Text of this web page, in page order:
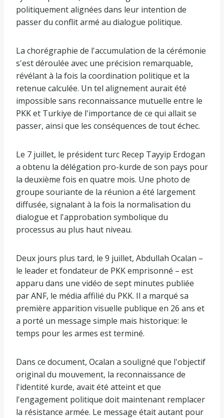
politiquement alignées dans leur intention de
passer du conflit armé au dialogue politique.
La chorégraphie de l'accumulation de la cérémonie
s'est déroulée avec une précision remarquable,
révélant à la fois la coordination politique et la
retenue calculée. Un tel alignement aurait été
impossible sans reconnaissance mutuelle entre le
PKK et Turkiye de l'importance de ce qui allait se
passer, ainsi que les conséquences de tout échec.
Le 7 juillet, le président turc Recep Tayyip Erdogan
a obtenu la délégation pro-kurde de son pays pour
la deuxième fois en quatre mois. Une photo de
groupe souriante de la réunion a été largement
diffusée, signalant à la fois la normalisation du
dialogue et l'approbation symbolique du
processus au plus haut niveau.
Deux jours plus tard, le 9 juillet, Abdullah Ocalan –
le leader et fondateur de PKK emprisonné – est
apparu dans une vidéo de sept minutes publiée
par ANF, le média affilié du PKK. Il a marqué sa
première apparition visuelle publique en 26 ans et
a porté un message simple mais historique: le
temps pour les armes est terminé.
Dans ce document, Ocalan a souligné que l'objectif
original du mouvement, la reconnaissance de
l'identité kurde, avait été atteint et que
l'engagement politique doit maintenant remplacer
la résistance armée. Le message était autant pour